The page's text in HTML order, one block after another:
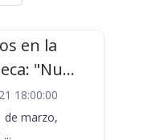
en la
"Nu...
18:00:00
de marzo,